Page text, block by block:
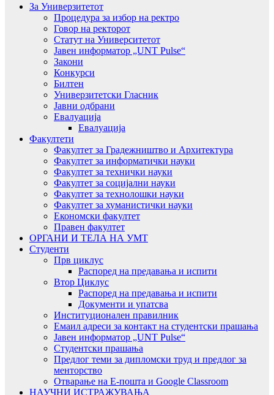
За Универзитетот
Процедура за избор на ректро
Говор на ректорот
Статут на Университетот
Јавен информатор „UNT Pulse“
Закони
Конкурси
Билтен
Универзитетски Гласник
Јавни одбрани
Евалуација
Евалуација
Факултети
Факултет за Градежништво и Архитектура
Факултет за информатички науки
Факултет за технички науки
Факултет за социјални науки
Факултет за технолошки науки
Факултет за хуманистички науки
Економски факултет
Правен факултет
ОРГАНИ И ТЕЛА НА УМТ
Студенти
Прв циклус
Распоред на предавањa и испити
Втор Циклус
Распоред на предавањa и испити
Документи и упатсва
Институционален правилник
Емаил адреси за контакт на студентски прашања
Јавен информатор „UNT Pulse“
Студентски прашања
Предлог теми за дипломски труд и предлог за
менторство
Отварање на Е-пошта и Google Classroom
НАУЧНИ ИСТРАЖУВАЊА